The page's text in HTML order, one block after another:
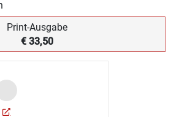
Print-Ausgabe
€ 33,50